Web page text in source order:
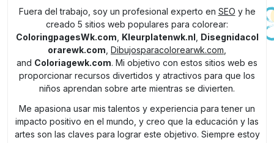
Fuera del trabajo, soy un profesional experto en SEO y he
creado 5 sitios web populares para colorear:
ColoringpagesWk.com Kleurplatenwk.nl Disegnidacol
orarewk.com Dibujosparacolorearwk.com
and Coloriagewk.com. Mi objetivo con estos sitios web es
proporcionar recursos divertidos y atractivos para que los
niños aprendan sobre arte mientras se divierten.
Me apasiona usar mis talentos y experiencia para tener un
impacto positivo en el mundo, y creo que la educación y las
artes son las claves para lograr este objetivo. Siempre estoy